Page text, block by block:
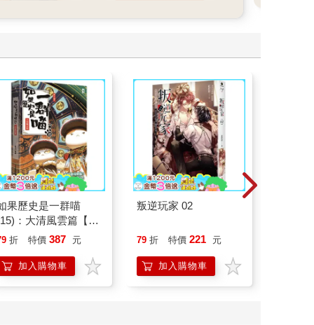
果歷史是一群喵
：大清風雲篇【萌
漫畫學歷史】
折 特價 387 元
加入購物車
叛逆玩家 02
79 折 特價 221 元
加入購物車